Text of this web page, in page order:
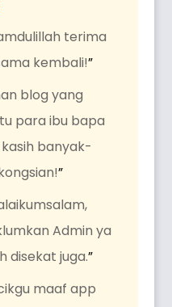
terima
kembali!”
blog yang
para ibu bapa
banyak-
”
Admin ya
disekat juga.”
maaf app